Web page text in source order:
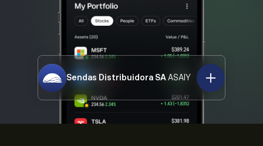
Sendas Distribuidora SAASAIY